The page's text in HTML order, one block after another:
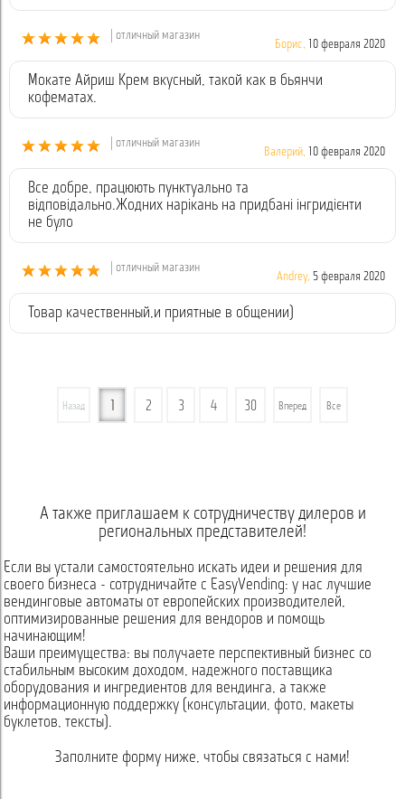
| отличный магазин
Борис, 10 февраля 2020
Мокате Айриш Крем вкусный, такой как в бьянчи
кофематах.
| отличный магазин
Валерий, 10 февраля 2020
Все добре, працюють пунктуально та
відповідально.Жодних нарікань на придбані інгридієнти
не було
| отличный магазин
Andrey, 5 февраля 2020
Товар качественный,и приятные в общении)
Назад 2 3 4 30 Вперед Все
А также приглашаем к сотрудничеству дилеров и
региональных представителей!
Если вы устали самостоятельно искать идеи и решения для
своего бизнеса - сотрудничайте с EasyVending: у нас лучшие
вендинговые автоматы от европейских производителей,
оптимизированные решения для вендоров и помощь
начинающим!
Ваши преимущества: вы получаете перспективный бизнес со
стабильным высоким доходом, надежного поставщика
оборудования и ингредиентов для вендинга, а также
информационную поддержку (консультации, фото, макеты
буклетов, тексты).
Заполните форму ниже, чтобы связаться с нами!